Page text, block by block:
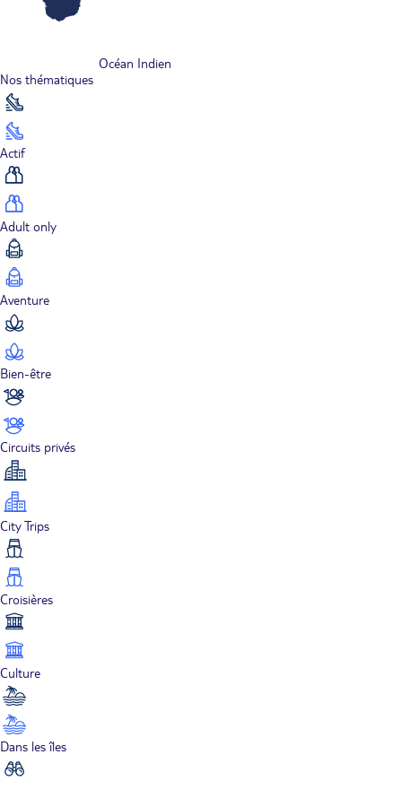
Océan Indien
Nos thématiques
Actif
Adult only
Aventure
Bien-être
Circuits privés
City Trips
Croisières
Culture
Dans les îles